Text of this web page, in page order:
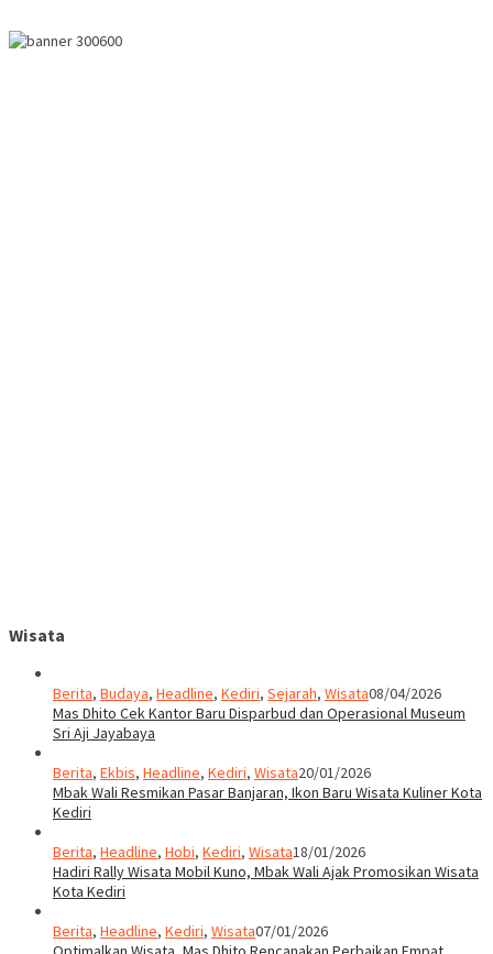
Wisata
Berita, Budaya, Headline, Kediri, Sejarah, Wisata08/04/2026
Mas Dhito Cek Kantor Baru Disparbud dan Operasional Museum
Sri Aji Jayabaya
Berita, Ekbis, Headline, Kediri, Wisata20/01/2026
Mbak Wali Resmikan Pasar Banjaran, Ikon Baru Wisata Kuliner Kota
Kediri
Berita, Headline, Hobi, Kediri, Wisata18/01/2026
Hadiri Rally Wisata Mobil Kuno, Mbak Wali Ajak Promosikan Wisata
Kota Kediri
Berita, Headline, Kediri, Wisata07/01/2026